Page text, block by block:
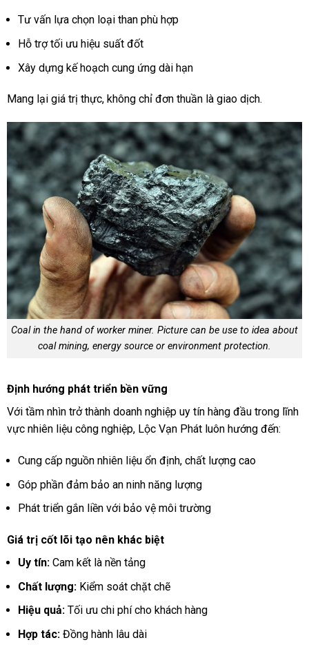
Tư vấn lựa chọn loại than phù hợp
Hỗ trợ tối ưu hiệu suất đốt
Xây dựng kế hoạch cung ứng dài hạn
Mang lại giá trị thực, không chỉ đơn thuần là giao dịch.
Coal in the hand of worker miner. Picture can be use to idea about
coal mining, energy source or environment protection.
Định hướng phát triển bền vững
Với tầm nhìn trở thành doanh nghiệp uy tín hàng đầu trong lĩnh
vực nhiên liệu công nghiệp, Lộc Vạn Phát luôn hướng đến:
Cung cấp nguồn nhiên liệu ổn định, chất lượng cao
Góp phần đảm bảo an ninh năng lượng
Phát triển gắn liền với bảo vệ môi trường
Giá trị cốt lõi tạo nên khác biệt
Uy tín:Cam kết là nền tảng
Chất lượng:Kiểm soát chặt chẽ
Hiệu quả:Tối ưu chi phí cho khách hàng
Hợp tác:Đồng hành lâu dài